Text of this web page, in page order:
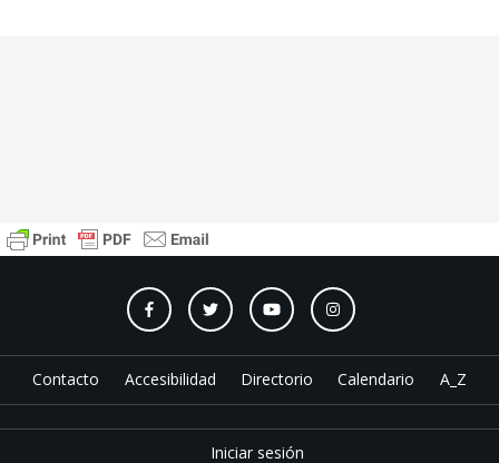
Contacto Accesibilidad Directorio Calendario A_Z
Iniciar sesión